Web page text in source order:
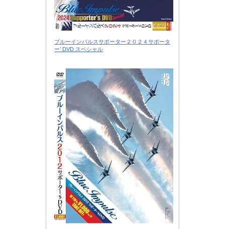
ブルーインパルスサポーター２０２４サポータ
ー’ DVD スペシャル